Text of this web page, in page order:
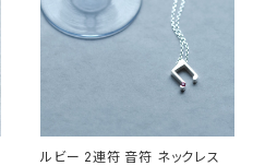
ルビー 2連符 音符 ネックレス